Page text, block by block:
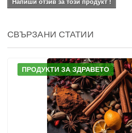
Напиши отзив за този продукт !
СВЪРЗАНИ СТАТИИ
ПРОДУКТИ ЗА ЗДРАВЕТО